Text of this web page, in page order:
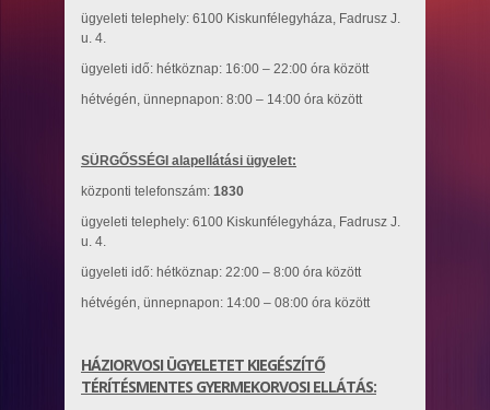
ügyeleti telephely: 6100 Kiskunfélegyháza, Fadrusz J.
u. 4.
ügyeleti idő: hétköznap: 16:00 – 22:00 óra között
hétvégén, ünnepnapon: 8:00 – 14:00 óra között
SÜRGŐSSÉGI alapellátási ügyelet:
központi telefonszám: 1830
ügyeleti telephely: 6100 Kiskunfélegyháza, Fadrusz J.
u. 4.
ügyeleti idő: hétköznap: 22:00 – 8:00 óra között
hétvégén, ünnepnapon: 14:00 – 08:00 óra között
HÁZIORVOSI ÜGYELETET KIEGÉSZÍTŐ
TÉRÍTÉSMENTES GYERMEKORVOSI ELLÁTÁS: